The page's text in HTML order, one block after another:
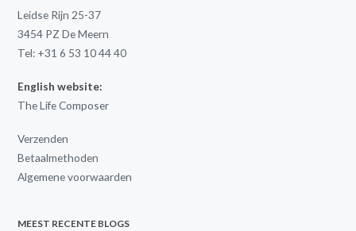
Leidse Rijn 25-37
3454 PZ De Meern
Tel: +31 6 53 10 44 40
English website:
The Life Composer
Verzenden
Betaalmethoden
Algemene voorwaarden
MEEST RECENTE BLOGS